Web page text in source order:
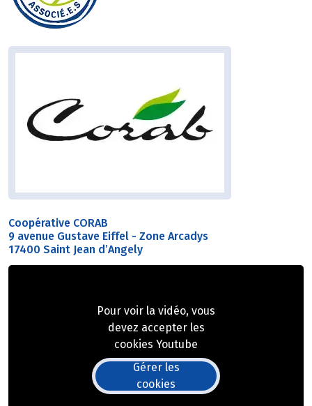
Coopérative CORAB
9 avenue Gustave Eiffel - Zone Arcadys
17400 Saint Jean d’Angely
Pour voir la vidéo, vous
devez accepter les
cookies Youtube
Gérer les
cookies